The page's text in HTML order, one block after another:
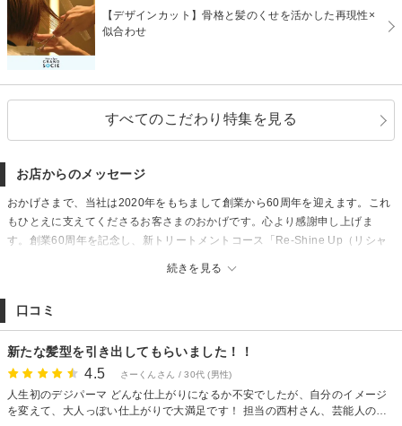
【デザインカット】骨格と髪のくせを活かした再現性×
似合わせ
すべてのこだわり特集を見る
お店からのメッセージ
続きを見る
おかげさまで、当社は2020年をもちまして創業から60周年を迎えます。これ
もひとえに支えてくださるお客さまのおかげです。心より感謝申し上げま
す。創業60周年を記念し、新トリートメントコース「Re-Shine Up（リシャ
パ技術を組み合わせ、「圧倒的な艶髪」と「リフトアップ」を叶える今まで
もお客さまの美しい髪へのお手伝いと、快適なお時間を過ごしていただけま
すようスタッフ一同精進して参ります。今後とも変わらぬご愛顧を賜ります
よう、どうぞよろしくお願いします。
口コミ
新たな髪型を引き出してもらいました！！
4.5 さーくんさん / 30代 (男性)
人生初のデジパーマ どんな仕上がりになるか不安でしたが、自分のイメージ
を変えて、大人っぽい仕上がりで大満足です！ 担当の西村さん、芸能人のよ